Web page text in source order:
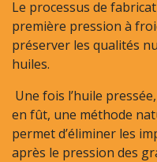
Le processus de
première pression à
préserver les qualités
huiles.
Une fois l’huile
en fût, une méthode
permet d’éliminer les
après le pression des